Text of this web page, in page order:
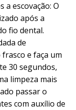
a escovação: O
após a
fio dental.
de
e faça um
30 segundos,
limpeza mais
passar o
com auxílio de